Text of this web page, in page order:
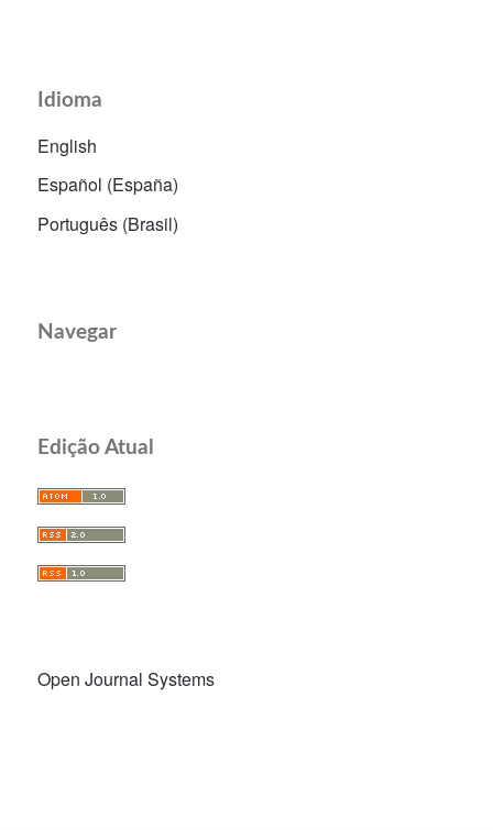
Idioma
English
Español (España)
Português (Brasil)
Navegar
Edição Atual
Open Journal Systems